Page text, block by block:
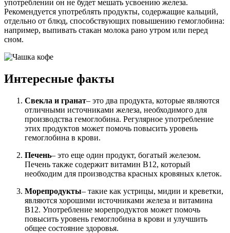
употреблении он не будет мешать усвоению железа.
Рекомендуется употреблять продукты, содержащие кальций,
отдельно от блюд, способствующих повышению гемоглобина:
например, выпивать стакан молока рано утром или перед
сном.
Интересные факты
Свекла и гранат– это два продукта, которые являются
отличными источниками железа, необходимого для
производства гемоглобина. Регулярное употребление
этих продуктов может помочь повысить уровень
гемоглобина в крови.
Печень– это еще один продукт, богатый железом.
Печень также содержит витамин В12, который
необходим для производства красных кровяных клеток.
Морепродукты– такие как устрицы, мидии и креветки,
являются хорошими источниками железа и витамина
В12. Употребление морепродуктов может помочь
повысить уровень гемоглобина в крови и улучшить
общее состояние здоровья.